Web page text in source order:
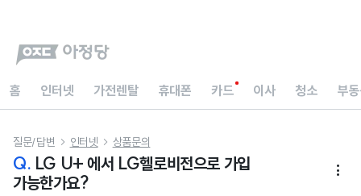
홈 인터넷 가전렌탈 휴대폰 카드 이사 청소 부
질문/답변  인터넷  상품문의
Q. LG U+ 에서 LG헬로비전으로 가입
가능한가요?
